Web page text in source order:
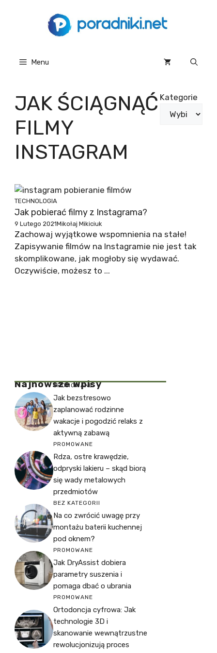
Menu
JAK ŚCIĄGNĄĆ
FILMY
INSTAGRAM
Kategorie
TECHNOLOGIA
Jak pobierać filmy z Instagrama?
9 Lutego 2021Mikołaj Mikiciuk
Zachowaj wyjątkowe wspomnienia na stałe!
Zapisywanie filmów na Instagramie nie jest tak
skomplikowane, jak mogłoby się wydawać.
Oczywiście, możesz to ...
Najnowsze Wpisy
PROMOWANE
Jak bezstresowo
zaplanować rodzinne
wakacje i pogodzić relaks z
aktywną zabawą
PROMOWANE
Rdza, ostre krawędzie,
odpryski lakieru – skąd biorą
się wady metalowych
przedmiotów
BEZ KATEGORII
Na co zwrócić uwagę przy
montażu baterii kuchennej
pod oknem?
PROMOWANE
Jak DryAssist dobiera
parametry suszenia i
pomaga dbać o ubrania
PROMOWANE
Ortodoncja cyfrowa: Jak
technologie 3D i
skanowanie wewnątrzustne
rewolucjonizują proces